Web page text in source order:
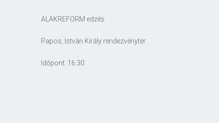
ALAKREFORM edzés
Papos, István Király rendezvénytér.
Időpont: 16:30